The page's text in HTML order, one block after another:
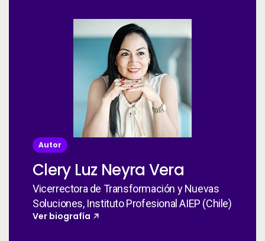
Autor
Clery Luz Neyra Vera
Vicerrectora de Transformación y Nuevas
Soluciones, Instituto Profesional AIEP (Chile)
Ver biografía